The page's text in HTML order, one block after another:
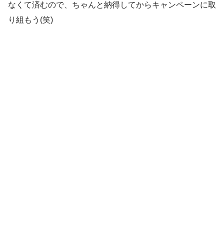
なくて済むので、ちゃんと納得してからキャンペーンに取
り組もう(笑)